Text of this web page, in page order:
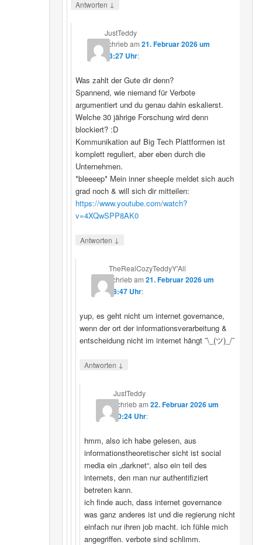
Antworten ↓
JustTeddy
schriebam 21. Februar 2026 um
13:27 Uhr:
Was zahlt der Gute dir denn?
Spannend, wie niemand für Verbote
argumentiert und du genau dahin eskalierst.
Welche 30 jährige Forschung wird denn
blockiert? :D
Kommunikation auf Big Tech Plattformen ist
komplett reguliert, aber eben durch die
Unternehmen.
*bleeeep* Mein inner sheeple meldet sich auch
grad noch & will sich dir mitteilen:
https://www.youtube.com/watch?
v=4XQwSPP8AK0
Antworten ↓
TheRealCozyTeddyY'All
schriebam21. Februar 2026 um
18:47 Uhr:
yup, es geht nicht um internet governance,
wenn der ort der informationsverarbeitung &
entscheidung nicht im internet hängt ¯\_(ツ)_/¯
Antworten ↓
JustTeddy
schriebam 22. Februar 2026 um
20:24 Uhr:
hmm, also ich habe gelesen, aus
informationstheoretischer sicht ist social
media ein „darknet“, also ein teil des
internets, den man nur authentifiziert
betreten kann.
ich finde auch, dass internet governance
was ganz anderes ist und die regierung nicht
einfach nur ihren job macht. ich fühle mich
angegriffen. verbote sind schlimm.